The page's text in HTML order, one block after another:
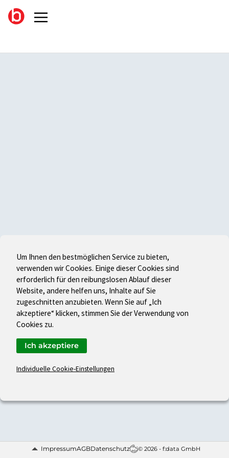
ImpressumAGBDatenschutz © 2026 - f:data GmbH
Um Ihnen den bestmöglichen Service zu bieten,
verwenden wir Cookies. Einige dieser Cookies sind
erforderlich für den reibungslosen Ablauf dieser
Website, andere helfen uns, Inhalte auf Sie
zugeschnitten anzubieten. Wenn Sie auf „Ich
akzeptiere“ klicken, stimmen Sie der Verwendung von
Cookies zu.
Individuelle Cookie-Einstellungen
Ich akzeptiere